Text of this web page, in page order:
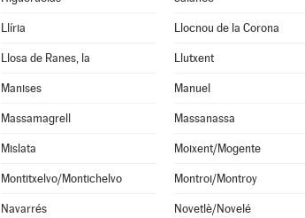
Llíria Llocnou de la Corona
Llosa de Ranes, la Llutxent
Manises Manuel
Massamagrell Massanassa
Mislata Moixent/Mogente
Montitxelvo/Montichelvo Montroi/Montroy
Navarrés Novetlè/Novelé